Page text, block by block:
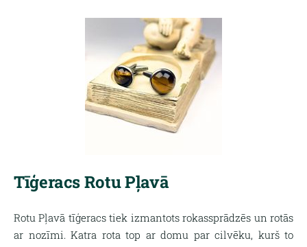
Tīģeracs Rotu Pļavā
Rotu Pļavā tīģeracs tiek izmantots rokassprādzēs un rotās
ar nozīmi. Katra rota top ar domu par cilvēku, kurš to